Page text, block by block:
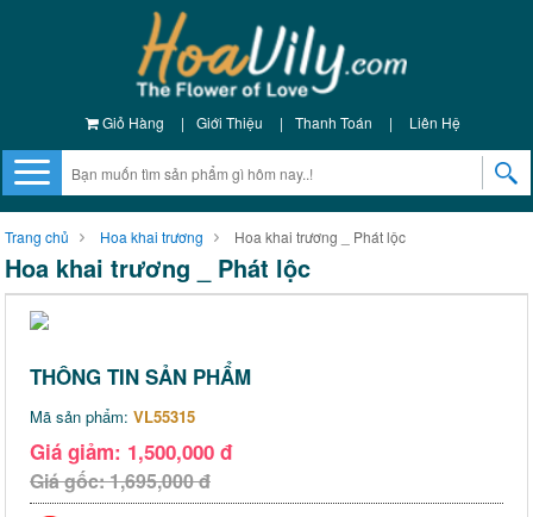
Giỏ Hàng | Giới Thiệu | Thanh Toán | Liên Hệ
Trang chủ Hoa khai trương Hoa khai trương _ Phát lộc
Hoa khai trương _ Phát lộc
THÔNG TIN SẢN PHẨM
Mã sản phẩm: VL55315
Giá giảm: 1,500,000 đ
Giá gốc: 1,695,000 đ